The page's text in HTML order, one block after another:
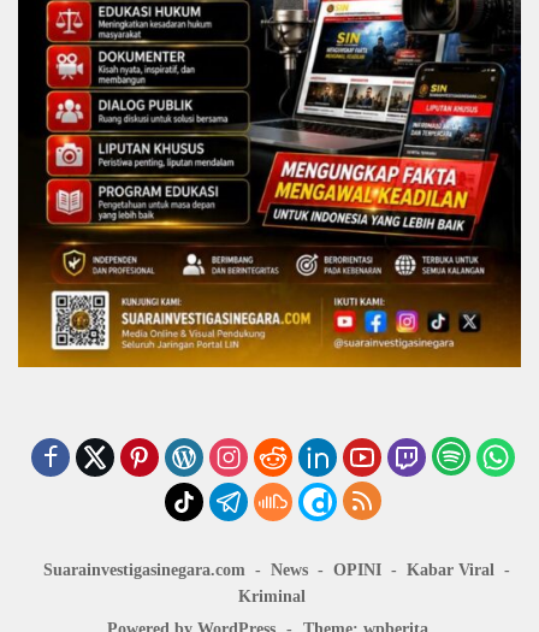
Suarainvestigasinegara.com News OPINI
Kabar Viral
Kriminal